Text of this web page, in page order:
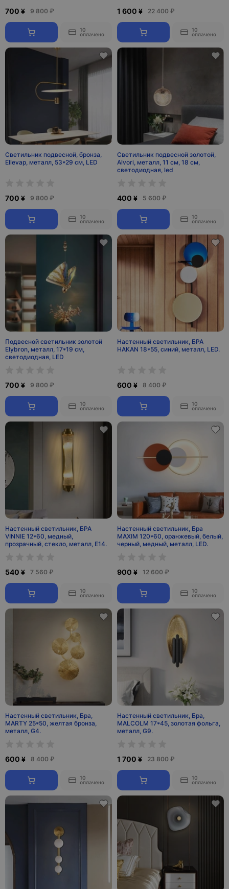
700 ¥ 9 800 ₽
10
оплачено
1 600 ¥ 22 400 ₽
10
оплачено
Светильник подвесной, бронза,
Ellevap, металл, 53*29 см, LED
700 ¥ 9 800 ₽
10
оплачено
Светильник подвесной золотой,
Alvori, металл, 11 см, 18 см,
светодиодная, led
400 ¥ 5 600 ₽
10
оплачено
Подвесной светильник золотой
Elybron, металл, 17*19 см,
светодиодная, LED
700 ¥ 9 800 ₽
10
оплачено
Настенный светильник, БРА
HAKAN 18*55, синий, металл, LED.
600 ¥ 8 400 ₽
10
оплачено
Настенный светильник, БРА
VINNIE 12*60, медный,
прозрачный, стекло, металл, Е14.
540 ¥ 7 560 ₽
10
оплачено
Настенный светильник, Бра
MAXIM 120*60, оранжевый, белый,
черный, медный, металл, LED.
900 ¥ 12 600 ₽
10
оплачено
Настенный светильник, Бра,
MARTY 25*50, желтая бронза,
металл, G4.
600 ¥ 8 400 ₽
10
оплачено
Настенный светильник, Бра,
MALCOLM 17*45, золотая фольга,
металл, G9.
1 700 ¥ 23 800 ₽
10
оплачено